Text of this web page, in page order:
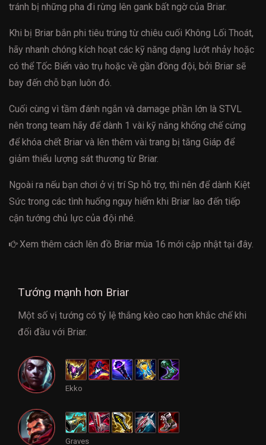
tránh bị những pha đi rừng lên gank bất ngờ của Briar.
Khi bị Briar bắn phi tiêu trúng từ chiêu cuối Không Lối Thoát,
hãy nhanh chóng kích hoạt các kỹ năng dạng lướt nhảy hoặc
có thể Tốc Biến vào trụ hoặc về gần đồng đội, bởi Briar sẽ
bay đến chỗ bạn luôn đó.
Cuối cùng vì tầm đánh ngắn và damage phần lớn là STVL
nên trong team hãy để dành 1 vài kỹ năng khống chế cứng
để khóa chết Briar và lên thêm vài trang bị tăng Giáp để
giảm thiểu lượng sát thương từ Briar.
Ngoài ra nếu bạn chơi ở vị trí Sp hỗ trợ, thì nên để dành Kiệt
Sức trong các tình huống nguy hiểm khi Briar lao đến tiếp
cận tướng chủ lực của đội nhé.
Xem thêm cách lên đồ Briar mùa 16 mới cập nhật tại đây.
Tướng mạnh hơn Briar
Một số vị tướng có tỷ lệ thắng kèo cao hơn khắc chế khi
đối đầu với Briar.
Ekko
Graves